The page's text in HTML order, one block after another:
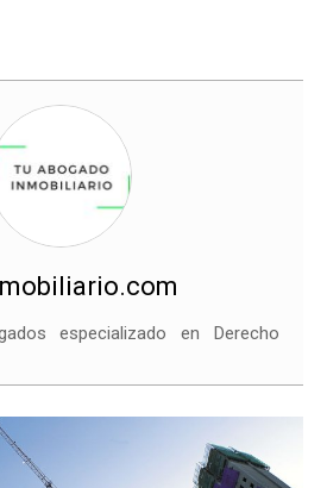
especializado en Derecho